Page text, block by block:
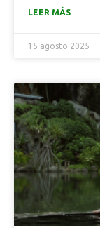
LEER MÁS
15 agosto 2025